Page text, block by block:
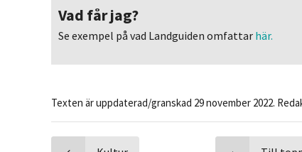
Vad får jag?
Se exempel på vad Landguiden omfattar här.
Texten är uppdaterad/granskad 29 november 2022.